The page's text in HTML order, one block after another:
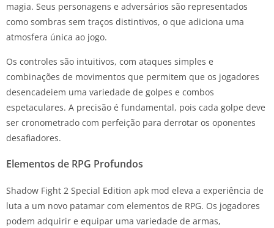
magia. Seus personagens e adversários são representados
como sombras sem traços distintivos, o que adiciona uma
atmosfera única ao jogo.
Os controles são intuitivos, com ataques simples e
combinações de movimentos que permitem que os jogadores
desencadeiem uma variedade de golpes e combos
espetaculares. A precisão é fundamental, pois cada golpe deve
ser cronometrado com perfeição para derrotar os oponentes
desafiadores.
Elementos de RPG Profundos
Shadow Fight 2 Special Edition apk mod eleva a experiência de
luta a um novo patamar com elementos de RPG. Os jogadores
podem adquirir e equipar uma variedade de armas,